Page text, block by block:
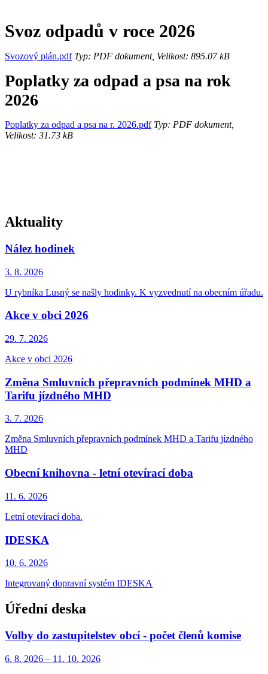
Svoz odpadů v roce 2026
Svozový plán.pdfTyp: PDF dokument, Velikost: 895.07 kB
Poplatky za odpad a psa na rok
2026
Poplatky za odpad a psa na r. 2026.pdfTyp: PDF dokument,
Velikost: 31.73 kB
Aktuality
Nález hodinek
3. 8. 2026
U rybníka Lusný se našly hodinky. K vyzvednutí na obecním úřadu.
Akce v obci 2026
29. 7. 2026
Akce v obci 2026
Změna Smluvních přepravních podmínek MHD a
Tarifu jízdného MHD
3. 7. 2026
Změna Smluvních přepravních podmínek MHD a Tarifu jízdného
MHD
Obecní knihovna - letní otevírací doba
11. 6. 2026
Letní otevírací doba.
IDESKA
10. 6. 2026
Integrovaný dopravní systém IDESKA
Úřední deska
Volby do zastupitelstev obcí - počet členů komise
6. 8. 2026 – 11. 10. 2026